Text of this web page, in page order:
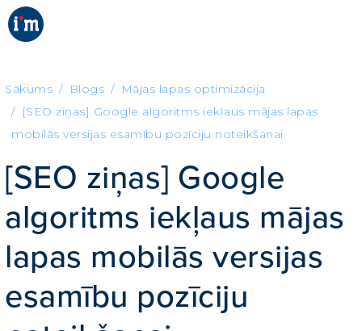
Sākums Blogs
Mājas lapas optimizācija
[SEO ziņas] Google algoritms iekļaus mājas lapas
mobilās versijas esamību pozīciju noteikšanai
[SEO ziņas] Google
algoritms iekļaus mājas
lapas mobilās versijas
esamību pozīciju